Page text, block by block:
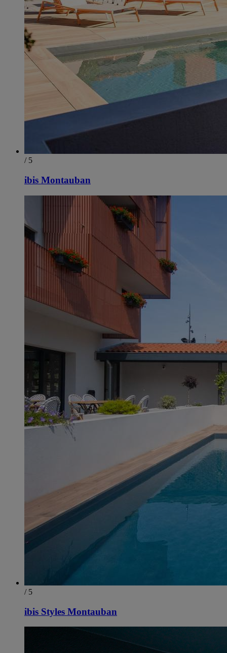
/ 5
ibis Montauban
/ 5
ibis Styles Montauban